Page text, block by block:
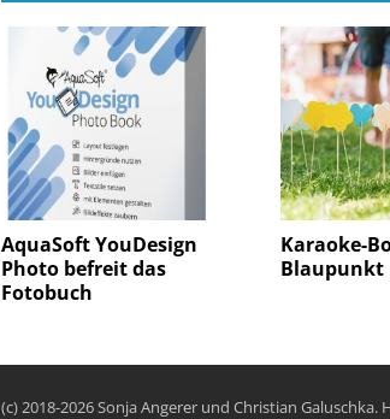
AquaSoft YouDesign
Photo befreit das
Fotobuch
Karaoke-
Blaupunkt
(c) 2018-2026 Sonja Angerer und Christian Galuschka.